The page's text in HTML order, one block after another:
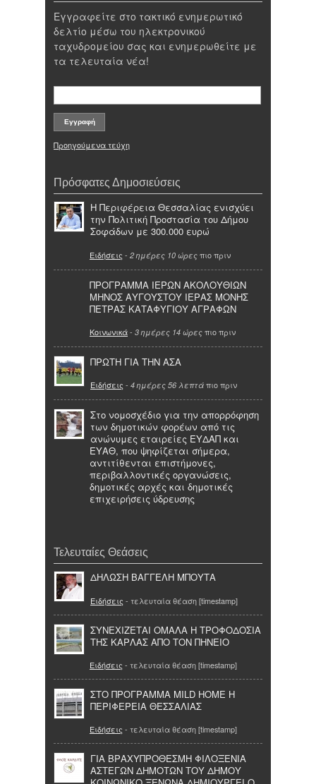
Εγγραφείτε στο τακτικό ενημερωτικό
δελτίο μέσω του ηλεκτρονικού
ταχυδρομείου σας και ενημερωθείτε με
τα τελευταία νέα!
Προηγούμενα τεύχη
Πρόσφατες Δημοσιεύσεις
Η Περιφέρεια Θεσσαλίας ενισχύει
την Πολιτική Προστασία του Δήμου
Σοφάδων με 300.000 ευρώ
Ειδήσεις - 2 ημέρες 10 ώρες πιο πριν
ΠΡΟΓΡΑΜΜΑ ΙΕΡΩΝ ΑΚΟΛΟΥΘΙΩΝ
ΜΗΝΟΣ ΑΥΓΟΥΣΤΟΥ ΙΕΡΑΣ ΜΟΝΗΣ
ΠΕΤΡΑΣ ΚΑΤΑΦΥΓΙΟΥ ΑΓΡΑΦΩΝ
Κοινωνικά- 3 ημέρες 14 ώρες πιο πριν
ΠΡΩΤΗ ΓΙΑ ΤΗΝ ΑΣΑ
Ειδήσεις - 4 ημέρες 56 λεπτά πιο πριν
Στο νομοσχέδιο για την απορρόφηση
των δημοτικών φορέων από τις
ανώνυμες εταιρείες ΕΥΔΑΠ και
ΕΥΑΘ, που ψηφίζεται σήμερα,
αντιτίθενται επιστήμονες,
περιβαλλοντικές οργανώσεις,
δημοτικές αρχές και δημοτικές
επιχειρήσεις ύδρευσης
Τελευταίες Θεάσεις
ΔΗΛΩΣΗ ΒΑΓΓΕΛΗ ΜΠΟΥΤΑ
Ειδήσεις - τελευταία θέαση [timestamp]
ΣΥΝΕΧΙΖΕΤΑΙ ΟΜΑΛΑ Η ΤΡΟΦΟΔΟΣΙΑ
ΤΗΣ ΚΑΡΛΑΣ ΑΠΟ ΤΟΝ ΠΗΝΕΙΟ
Ειδήσεις - τελευταία θέαση [timestamp]
ΣΤΟ ΠΡΟΓΡΑΜΜΑ MILD HOME H
ΠΕΡΙΦΕΡΕΙΑ ΘΕΣΣΑΛΙΑΣ
Ειδήσεις - τελευταία θέαση [timestamp]
ΓΙΑ ΒΡΑΧΥΠΡΟΘΕΣΜΗ ΦΙΛΟΞΕΝΙΑ
ΑΣΤΕΓΩΝ ΔΗΜΟΤΩΝ ΤΟΥ ΔΗΜΟΥ